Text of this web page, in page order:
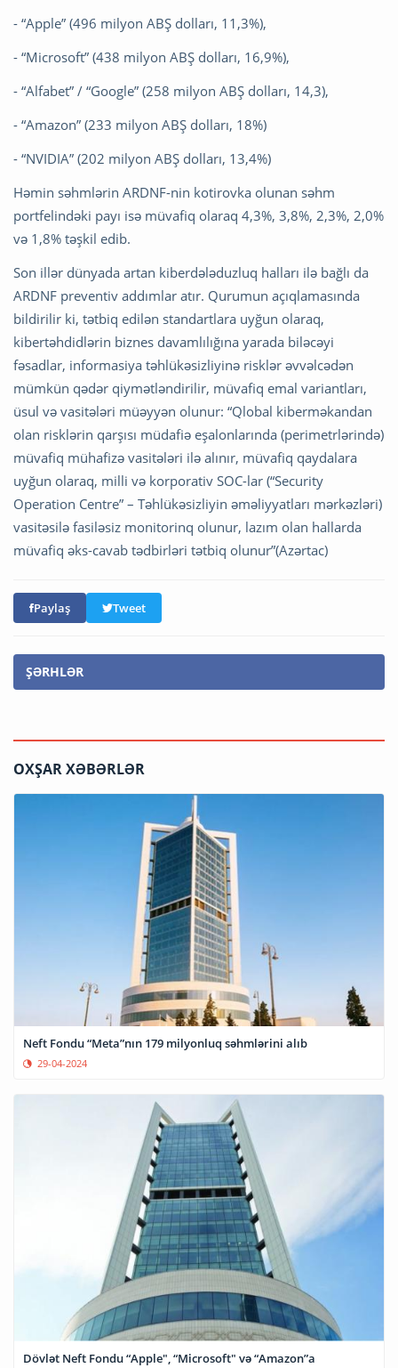
- “Apple” (496 milyon ABŞ dolları, 11,3%),
- “Microsoft” (438 milyon ABŞ dolları, 16,9%),
- “Alfabet” / “Google” (258 milyon ABŞ dolları, 14,3),
- “Amazon” (233 milyon ABŞ dolları, 18%)
- “NVIDIA” (202 milyon ABŞ dolları, 13,4%)
Həmin səhmlərin ARDNF-nin kotirovka olunan səhm
portfelindəki payı isə müvafiq olaraq 4,3%, 3,8%, 2,3%, 2,0%
və 1,8% təşkil edib.
Son illər dünyada artan kiberdələduzluq halları ilə bağlı da
ARDNF preventiv addımlar atır. Qurumun açıqlamasında
bildirilir ki, tətbiq edilən standartlara uyğun olaraq,
kibertəhdidlərin biznes davamlılığına yarada biləcəyi
fəsadlar, informasiya təhlükəsizliyinə risklər əvvəlcədən
mümkün qədər qiymətləndirilir, müvafiq emal variantları,
üsul və vasitələri müəyyən olunur: “Qlobal kiberməkandan
olan risklərin qarşısı müdafiə eşalonlarında (perimetrlərində)
müvafiq mühafizə vasitələri ilə alınır, müvafiq qaydalara
uyğun olaraq, milli və korporativ SOC-lar (“Security
Operation Centre” – Təhlükəsizliyin əməliyyatları mərkəzləri)
vasitəsilə fasiləsiz monitorinq olunur, lazım olan hallarda
müvafiq əks-cavab tədbirləri tətbiq olunur”(Azərtac)
Paylaş Tweet
ŞƏRHLƏR
OXŞAR XƏBƏRLƏR
Neft Fondu “Meta”nın 179 milyonluq səhmlərini alıb
29-04-2024
Dövlət Neft Fondu “Apple", “Microsoft" və “Amazon”a